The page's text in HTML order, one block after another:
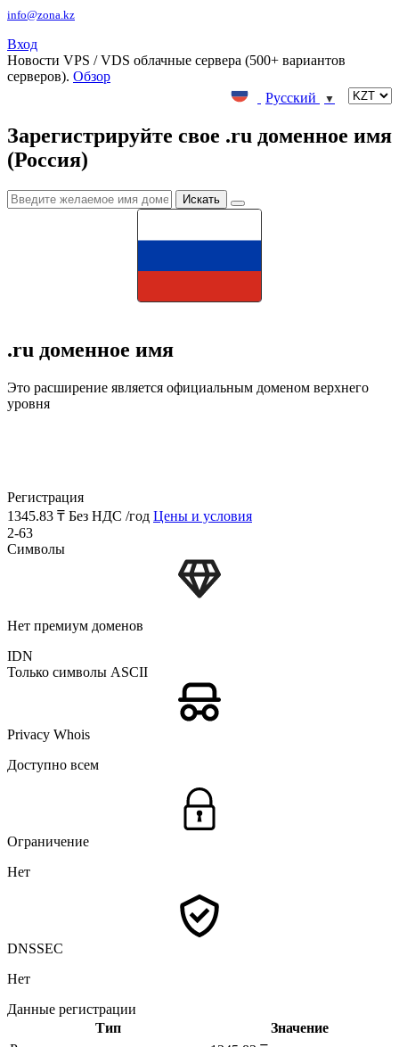
info@zona.kz
Вход
Новости VPS / VDS облачные сервера (500+ вариантов
серверов). Обзор
Русский
▼
Зарегистрируйте свое .ru доменное имя
(Россия)
.ru доменное имя
Это расширение является официальным доменом верхнего
уровня
Регистрация
1345.83 ₸ Без НДС /год Цены и условия
2-63
Символы
Нет премиум доменов
IDN
Только символы ASCII
Privacy Whois
Доступно всем
Ограничение
Нет
DNSSEC
Нет
Данные регистрации
Тип
Значение